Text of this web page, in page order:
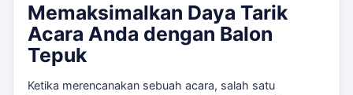
Memaksimalkan Daya Tarik
Acara Anda dengan Balon
Tepuk
Ketika merencanakan sebuah acara, salah satu